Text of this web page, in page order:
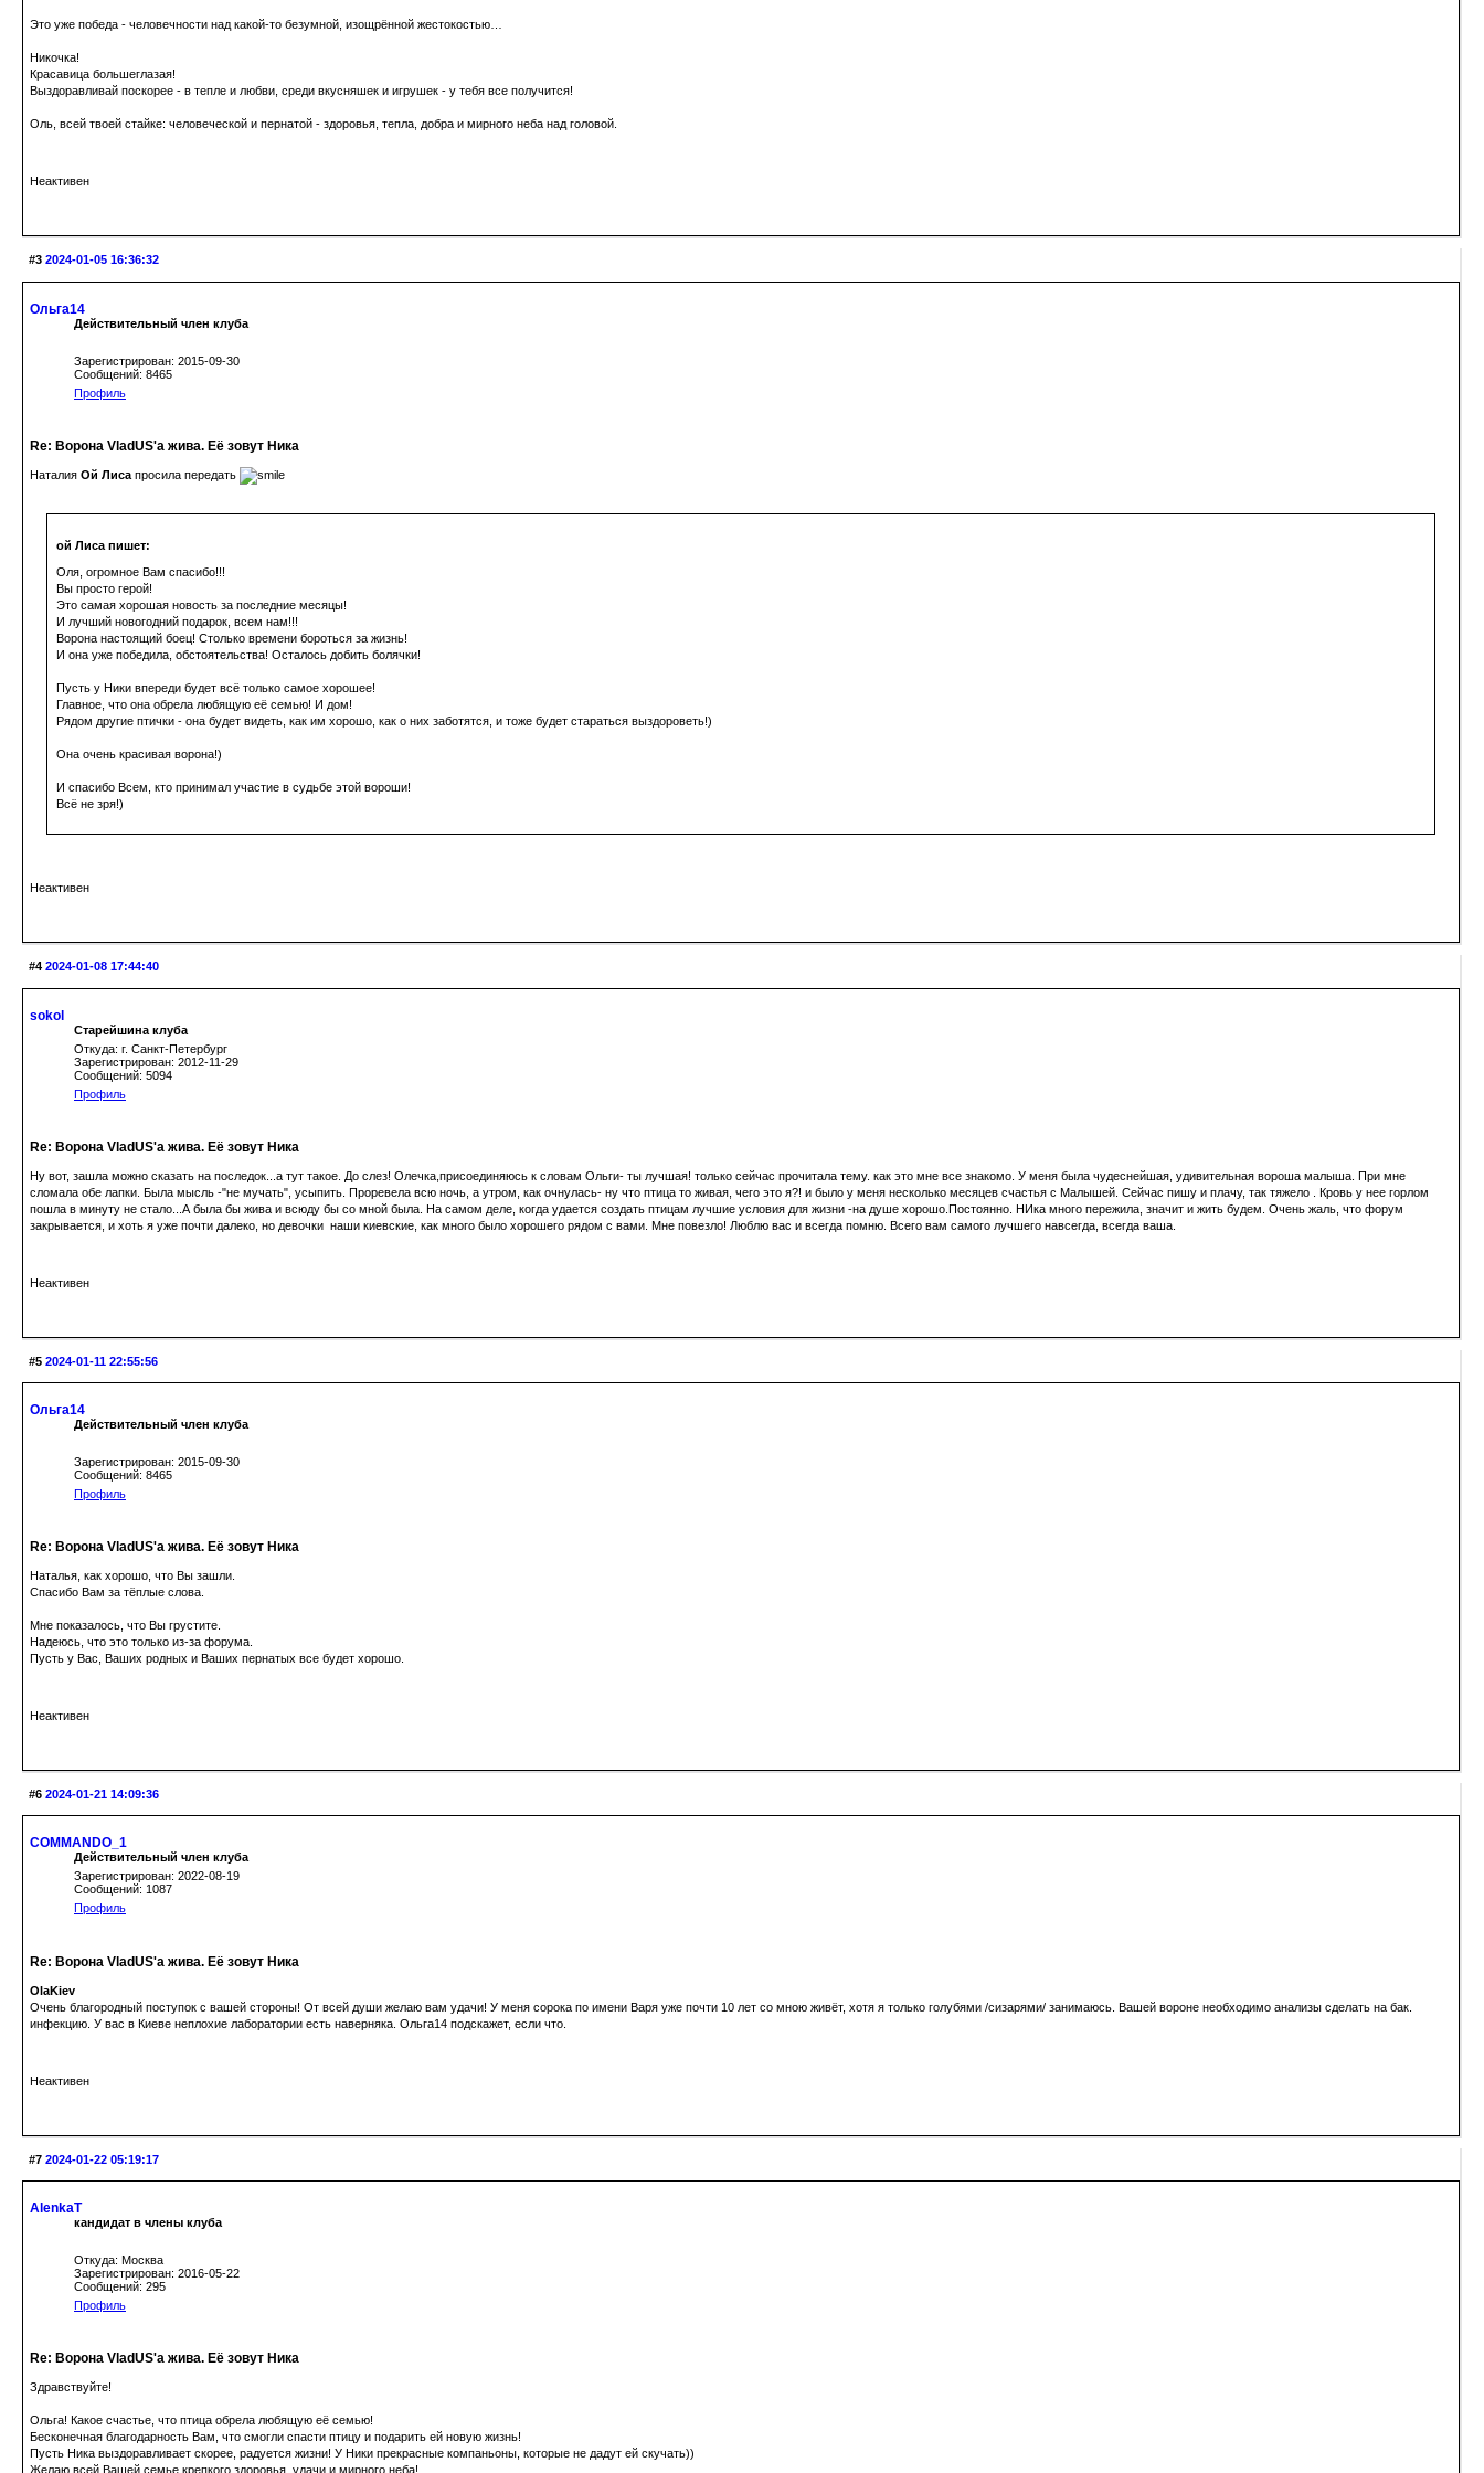
Это уже победа - человечности над какой-то безумной, изощрённой жестокостью…
Никочка!
Красавица большеглазая!
Выздоравливай поскорее - в тепле и любви, среди вкусняшек и игрушек - у тебя все получится!
Оль, всей твоей стайке: человеческой и пернатой - здоровья, тепла, добра и мирного неба над головой.
Неактивен
#3 2024-01-05 16:36:32
Ольга14
Действительный член клуба
Зарегистрирован: 2015-09-30
Сообщений: 8465
Профиль
Re: Ворона VladUS'а жива. Её зовут Ника
Наталия Ой Лиса просила передать
ой Лиса пишет:
Оля, огромное Вам спасибо!!!
Вы просто герой!
Это самая хорошая новость за последние месяцы!
И лучший новогодний подарок, всем нам!!!
Ворона настоящий боец! Столько времени бороться за жизнь!
И она уже победила, обстоятельства! Осталось добить болячки!
Пусть у Ники впереди будет всё только самое хорошее!
Главное, что она обрела любящую её семью! И дом!
Рядом другие птички - она будет видеть, как им хорошо, как о них заботятся, и тоже будет стараться выздороветь!)
Она очень красивая ворона!)
И спасибо Всем, кто принимал участие в судьбе этой вороши!
Всё не зря!)
Неактивен
#4 2024-01-08 17:44:40
sokol
Старейшина клуба
Откуда: г. Санкт-Петербург
Зарегистрирован: 2012-11-29
Сообщений: 5094
Профиль
Re: Ворона VladUS'а жива. Её зовут Ника
Ну вот, зашла можно сказать на последок...а тут такое. До слез! Олечка,присоединяюсь к словам Ольги- ты лучшая! только сейчас прочитала тему. как это мне все знакомо. У меня была чудеснейшая, удивительная вороша малыша. При мне
сломала обе лапки. Была мысль -"не мучать", усыпить. Проревела всю ночь, а утром, как очнулась- ну что птица то живая, чего это я?! и было у меня несколько месяцев счастья с Малышей. Сейчас пишу и плачу, так тяжело . Кровь у нее горлом
пошла в минуту не стало...А была бы жива и всюду бы со мной была. На самом деле, когда удается создать птицам лучшие условия для жизни -на душе хорошо.Постоянно. НИка много пережила, значит и жить будем. Очень жаль, что форум
закрывается, и хоть я уже почти далеко, но девочки наши киевские, как много было хорошего рядом с вами. Мне повезло! Люблю вас и всегда помню. Всего вам самого лучшего навсегда, всегда ваша.
Неактивен
#5 2024-01-11 22:55:56
Ольга14
Действительный член клуба
Зарегистрирован: 2015-09-30
Сообщений: 8465
Профиль
Re: Ворона VladUS'а жива. Её зовут Ника
Наталья, как хорошо, что Вы зашли.
Спасибо Вам за тёплые слова.
Мне показалось, что Вы грустите.
Надеюсь, что это только из-за форума.
Пусть у Вас, Ваших родных и Ваших пернатых все будет хорошо.
Неактивен
#6 2024-01-21 14:09:36
COMMANDO_1
Действительный член клуба
Зарегистрирован: 2022-08-19
Сообщений: 1087
Профиль
Re: Ворона VladUS'а жива. Её зовут Ника
OlaKiev
Очень благородный поступок с вашей стороны! От всей души желаю вам удачи! У меня сорока по имени Варя уже почти 10 лет со мною живёт, хотя я только голубями /сизарями/ занимаюсь. Вашей вороне необходимо анализы сделать на бак.
инфекцию. У вас в Киеве неплохие лаборатории есть наверняка. Ольга14 подскажет, если что.
Неактивен
#7 2024-01-22 05:19:17
AlenkaT
кандидат в члены клуба
Откуда: Москва
Зарегистрирован: 2016-05-22
Сообщений: 295
Профиль
Re: Ворона VladUS'а жива. Её зовут Ника
Здравствуйте!
Ольга! Какое счастье, что птица обрела любящую её семью!
Бесконечная благодарность Вам, что смогли спасти птицу и подарить ей новую жизнь!
Пусть Ника выздоравливает скорее, радуется жизни! У Ники прекрасные компаньоны, которые не дадут ей скучать))
Желаю всей Вашей семье крепкого здоровья, удачи и мирного неба!